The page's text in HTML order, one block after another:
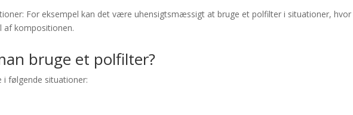
For eksempel kan det være uhensigtsmæssigt at bruge et polfilter i situationer, hvor
af kompositionen.
bruge et polfilter?
følgende situationer: